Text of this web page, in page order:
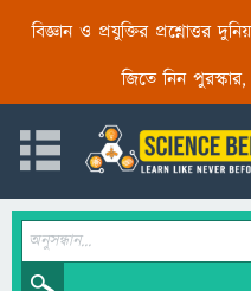
বিজ্ঞান ও প্রযুক্তির প্রশ্নোত্তর
জিতে নিন পুরস্কার,